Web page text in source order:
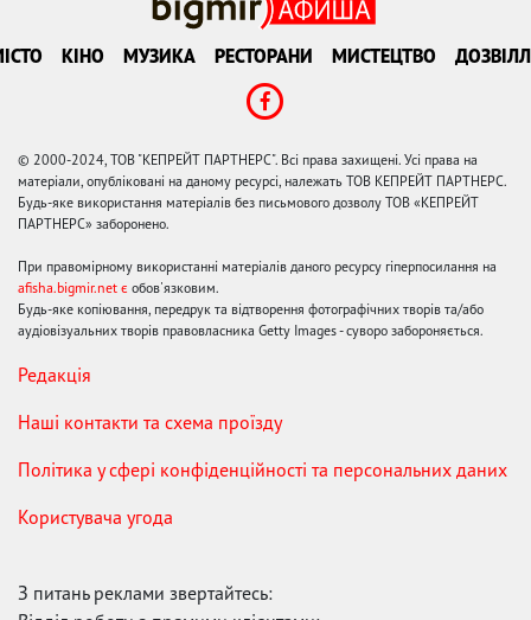
КІНО МУЗИКА РЕСТОРАНИ МИСТЕЦТВО
© 2000-2024, ТОВ "КЕПРЕЙТ ПАРТНЕРС". Всі права захищені. Усі права на
матеріали, опубліковані на даному ресурсі, належать ТОВ КЕПРЕЙТ ПАРТНЕРС.
Будь-яке використання матеріалів без письмового дозволу ТОВ «КЕПРЕЙТ
ПАРТНЕРС» заборонено.
При правомірному використанні матеріалів даного ресурсу гіперпосилання на
afisha.bigmir.net є обов'язковим.
Будь-яке копіювання, передрук та відтворення фотографічних творів та/або
аудіовізуальних творів правовласника Getty Images - суворо забороняється.
Редакція
Наші контакти та схема проїзду
Політика у сфері конфіденційності та персональних даних
Користувача угода
З питань реклами звертайтесь: